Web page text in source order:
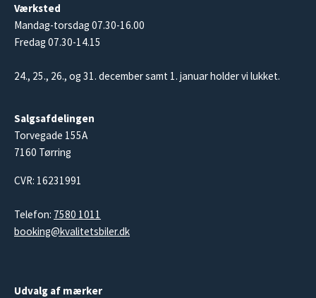
Værksted
Mandag-torsdag 07.30-16.00
Fredag 07.30-14.15
24., 25., 26., og 31. december samt 1. januar holder vi lukket.
Salgsafdelingen
Torvegade 155A
7160 Tørring
CVR: 16231991
Telefon: 7580 1011
booking@kvalitetsbiler.dk
Udvalg af mærker